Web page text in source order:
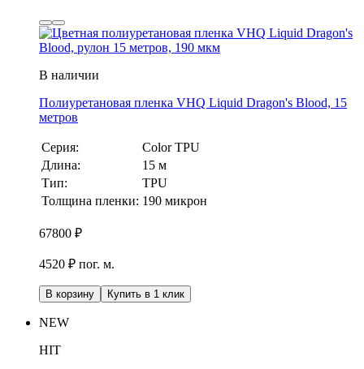
В наличии
Полиуретановая пленка VHQ Liquid Dragon's Blood, 15
метров
Серия:
Color TPU
Длина:
15 м
Тип:
TPU
Толщина пленки: 190 микрон
67800 ₽
4520 ₽ пог. м.
В корзину Купить в 1 клик
NEW
HIT